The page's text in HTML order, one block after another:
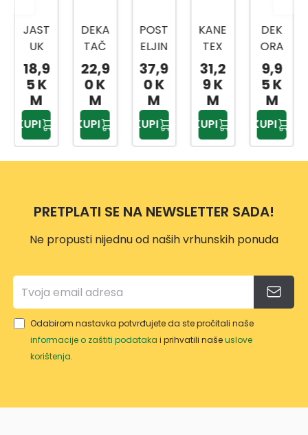
JAST
UK
DP32
16
55X3
5 CM
18,9
5 K
M
KUPI
DEKA
TAČ
KICE
180X
200
CM
22,9
0 K
M
KUPI
POST
ELJIN
A
JEDN
OKRE
VETN
A 3/1
150X
200
37,9
0 K
M
KUPI
KANE
TEX
JAST
UK
CLIM
A
CON
TROL
50X7
31,2
9 K
M
KUPI
DEK
ORA
TIVN
A
JAST
UČNI
CA
TAM
NO
5
15
9,9
5 K
M
KUPI
PRETPLATI SE NA NEWSLETTER SADA!
Ne propusti nijednu od naših vrhunskih ponuda
Odabirom nastavka potvrđujete da ste pročitali naše
informacije o zaštiti podataka i prihvatili našeuslove
korištenja.